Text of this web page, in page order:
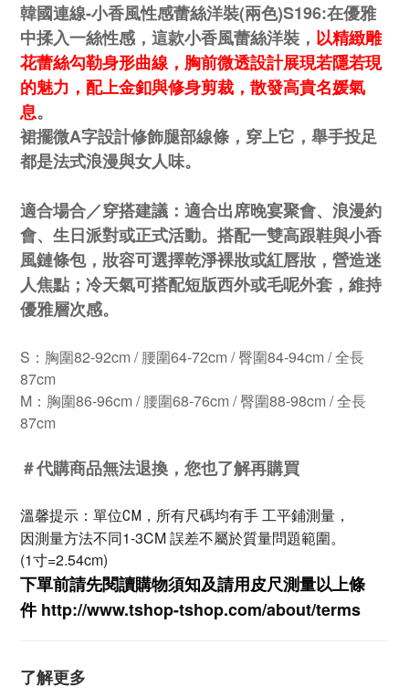
韓國連線-小香風性感蕾絲洋裝(兩色)S196:在優雅
中揉入一絲性感，這款小香風蕾絲洋裝， 以精緻雕
花蕾絲勾勒身形曲線，胸前微透設計展現若隱若現
的魅力，配上金釦與修身剪裁，散發高貴名媛氣
息。
裙擺微A字設計修飾腿部線條，穿上它，舉手投足
都是法式浪漫與女人味。
適合場合／穿搭建議：適合出席晚宴聚會、浪漫約
會、生日派對或正式活動。搭配一雙高跟鞋與小香
風鏈條包，妝容可選擇乾淨裸妝或紅唇妝，營造迷
人焦點；冷天氣可搭配短版西外或毛呢外套，維持
優雅層次感。
S：胸圍82-92cm / 腰圍64-72cm / 臀圍84-94cm / 全長
87cm
M： 胸圍86-96cm / 腰圍68-76cm / 臀圍88-98cm / 全長
87cm
＃代購商品無法退換，您也了解再購買
溫馨提示：單位CM，所有尺碼均有手 工平鋪測量，
因測量方法不同1-3CM 誤差不屬於質量問題範圍。
(1寸=2.54cm)
下單前請先閱讀購物須知及請用皮尺測量以上條
件 http://www.tshop-tshop.com/about/terms
了解更多